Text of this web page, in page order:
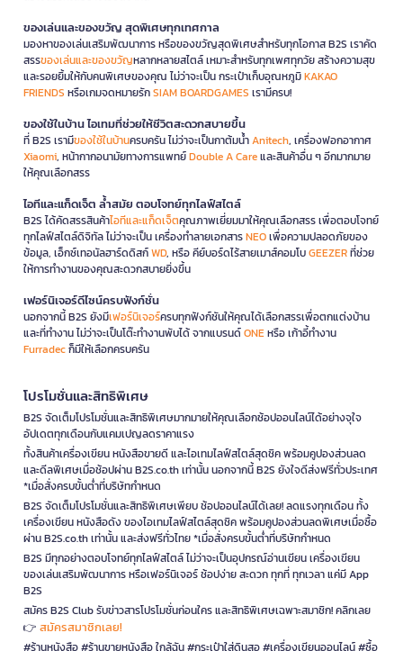
ของเล่นและของขวัญ สุดพิเศษทุกเทศกาล
มองหาของเล่นเสริมพัฒนาการ หรือของขวัญสุดพิเศษสำหรับทุกโอกาส B2S เราคัด
สรรของเล่นและของขวัญหลากหลายสไตล์ เหมาะสำหรับทุกเพศทุกวัย สร้างความสุข
และรอยยิ้มให้กับคนพิเศษของคุณ ไม่ว่าจะเป็น กระเป๋าเก็บอุณหภูมิKAKAO
FRIENDS หรือเกมจดหมายรักSIAM BOARDGAMES เรามีครบ!
ของใช้ในบ้าน ไอเทมที่ช่วยให้ชีวิตสะดวกสบายขึ้น
ที่ B2S เรามีของใช้ในบ้านครบครัน ไม่ว่าจะเป็นกาต้มน้ำAnitech, เครื่องฟอกอากาศ
Xiaomi, หน้ากากอนามัยทางการแพทย์Double A Careและสินค้าอื่น ๆ อีกมากมาย
ให้คุณเลือกสรร
ไอทีและแก็ดเจ็ต ล้ำสมัย ตอบโจทย์ทุกไลฟ์สไตล์
B2S ได้คัดสรรสินค้าไอทีและแก็ดเจ็ตคุณภาพเยี่ยมมาให้คุณเลือกสรร เพื่อตอบโจทย์
ทุกไลฟ์สไตล์ดิจิทัล ไม่ว่าจะเป็น เครื่องทำลายเอกสารNEOเพื่อความปลอดภัยของ
ข้อมูล, เอ็กซ์เทอนัลฮาร์ดดิสก์WD, หรือ คีย์บอร์ดไร้สายเมาส์คอมโบGEEZERที่ช่วย
ให้การทำงานของคุณสะดวกสบายยิ่งขึ้น
เฟอร์นิเจอร์ดีไซน์ครบฟังก์ชั่น
นอกจากนี้ B2S ยังมีเฟอร์นิเจอร์ครบทุกฟังก์ชันให้คุณได้เลือกสรรเพื่อตกแต่งบ้าน
และที่ทำงาน ไม่ว่าจะเป็นโต๊ะทำงานพับได้ จากแบรนด์ONEหรือ เก้าอี้ทำงาน
Furradecก็มีให้เลือกครบครัน
โปรโมชั่นและสิทธิพิเศษ
B2S จัดเต็มโปรโมชั่นและสิทธิพิเศษมากมายให้คุณเลือกช้อปออนไลน์ได้อย่างจุใจ
อัปเดตทุกเดือนกับแคมเปญลดราคาแรง
ทั้งสินค้าเครื่องเขียน หนังสือขายดี และไอเทมไลฟ์สไตล์สุดชิค พร้อมคูปองส่วนลด
และดีลพิเศษเมื่อช้อปผ่าน B2S.co.th เท่านั้น นอกจากนี้ B2S ยังใจดีส่งฟรีทั่วประเทศ
*เมื่อสั่งครบขั้นต่ำที่บริษัทกำหนด
B2S จัดเต็มโปรโมชั่นและสิทธิพิเศษเพียบ ช้อปออนไลน์ได้เลย! ลดแรงทุกเดือน ทั้ง
เครื่องเขียน หนังสือดัง ของไอเทมไลฟ์สไตล์สุดชิค พร้อมคูปองส่วนลดพิเศษเมื่อซื้อ
ผ่าน B2S.co.th เท่านั้น และส่งฟรีทั่วไทย *เมื่อสั่งครบขั้นต่ำที่บริษัทกำหนด
B2S มีทุกอย่างตอบโจทย์ทุกไลฟ์สไตล์ ไม่ว่าจะเป็นอุปกรณ์อ่านเขียน เครื่องเขียน
ของเล่นเสริมพัฒนาการ หรือเฟอร์นิเจอร์ ช้อปง่าย สะดวก ทุกที่ ทุกเวลา แค่มี App
B2S
สมัคร B2S Club รับข่าวสารโปรโมชั่นก่อนใคร และสิทธิพิเศษเฉพาะสมาชิก! คลิกเลย
👉 สมัครสมาชิกเลย!
#ร้านหนังสือ #ร้านขายหนังสือ ใกล้ฉัน #กระเป๋าใส่ดินสอ #เครื่องเขียนออนไลน์ #ซื้อ